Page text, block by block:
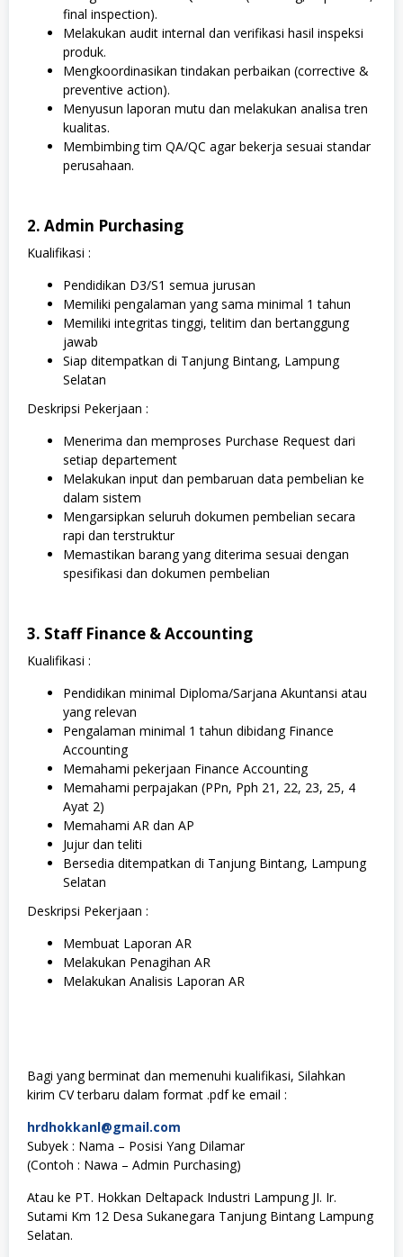
final inspection).
Melakukan audit internal dan verifikasi hasil inspeksi
produk.
Mengkoordinasikan tindakan perbaikan (corrective &
preventive action).
Menyusun laporan mutu dan melakukan analisa tren
kualitas.
Membimbing tim QA/QC agar bekerja sesuai standar
perusahaan.
2. Admin Purchasing
Kualifikasi :
Pendidikan D3/S1 semua jurusan
Memiliki pengalaman yang sama minimal 1 tahun
Memiliki integritas tinggi, telitim dan bertanggung
jawab
Siap ditempatkan di Tanjung Bintang, Lampung
Selatan
Deskripsi Pekerjaan :
Menerima dan memproses Purchase Request dari
setiap departement
Melakukan input dan pembaruan data pembelian ke
dalam sistem
Mengarsipkan seluruh dokumen pembelian secara
rapi dan terstruktur
Memastikan barang yang diterima sesuai dengan
spesifikasi dan dokumen pembelian
3. Staff Finance & Accounting
Kualifikasi :
Pendidikan minimal Diploma/Sarjana Akuntansi atau
yang relevan
Pengalaman minimal 1 tahun dibidang Finance
Accounting
Memahami pekerjaan Finance Accounting
Memahami perpajakan (PPn, Pph 21, 22, 23, 25, 4
Ayat 2)
Memahami AR dan AP
Jujur dan teliti
Bersedia ditempatkan di Tanjung Bintang, Lampung
Selatan
Deskripsi Pekerjaan :
Membuat Laporan AR
Melakukan Penagihan AR
Melakukan Analisis Laporan AR
Bagi yang berminat dan memenuhi kualifikasi, Silahkan
kirim CV terbaru dalam format .pdf ke email :
hrdhokkanl@gmail.com
Subyek : Nama – Posisi Yang Dilamar
(Contoh : Nawa – Admin Purchasing)
Atau ke PT. Hokkan Deltapack Industri Lampung JI. Ir.
Sutami Km 12 Desa Sukanegara Tanjung Bintang Lampung
Selatan.